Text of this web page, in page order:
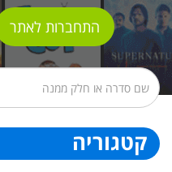
התחברות לאתר
קטגוריה